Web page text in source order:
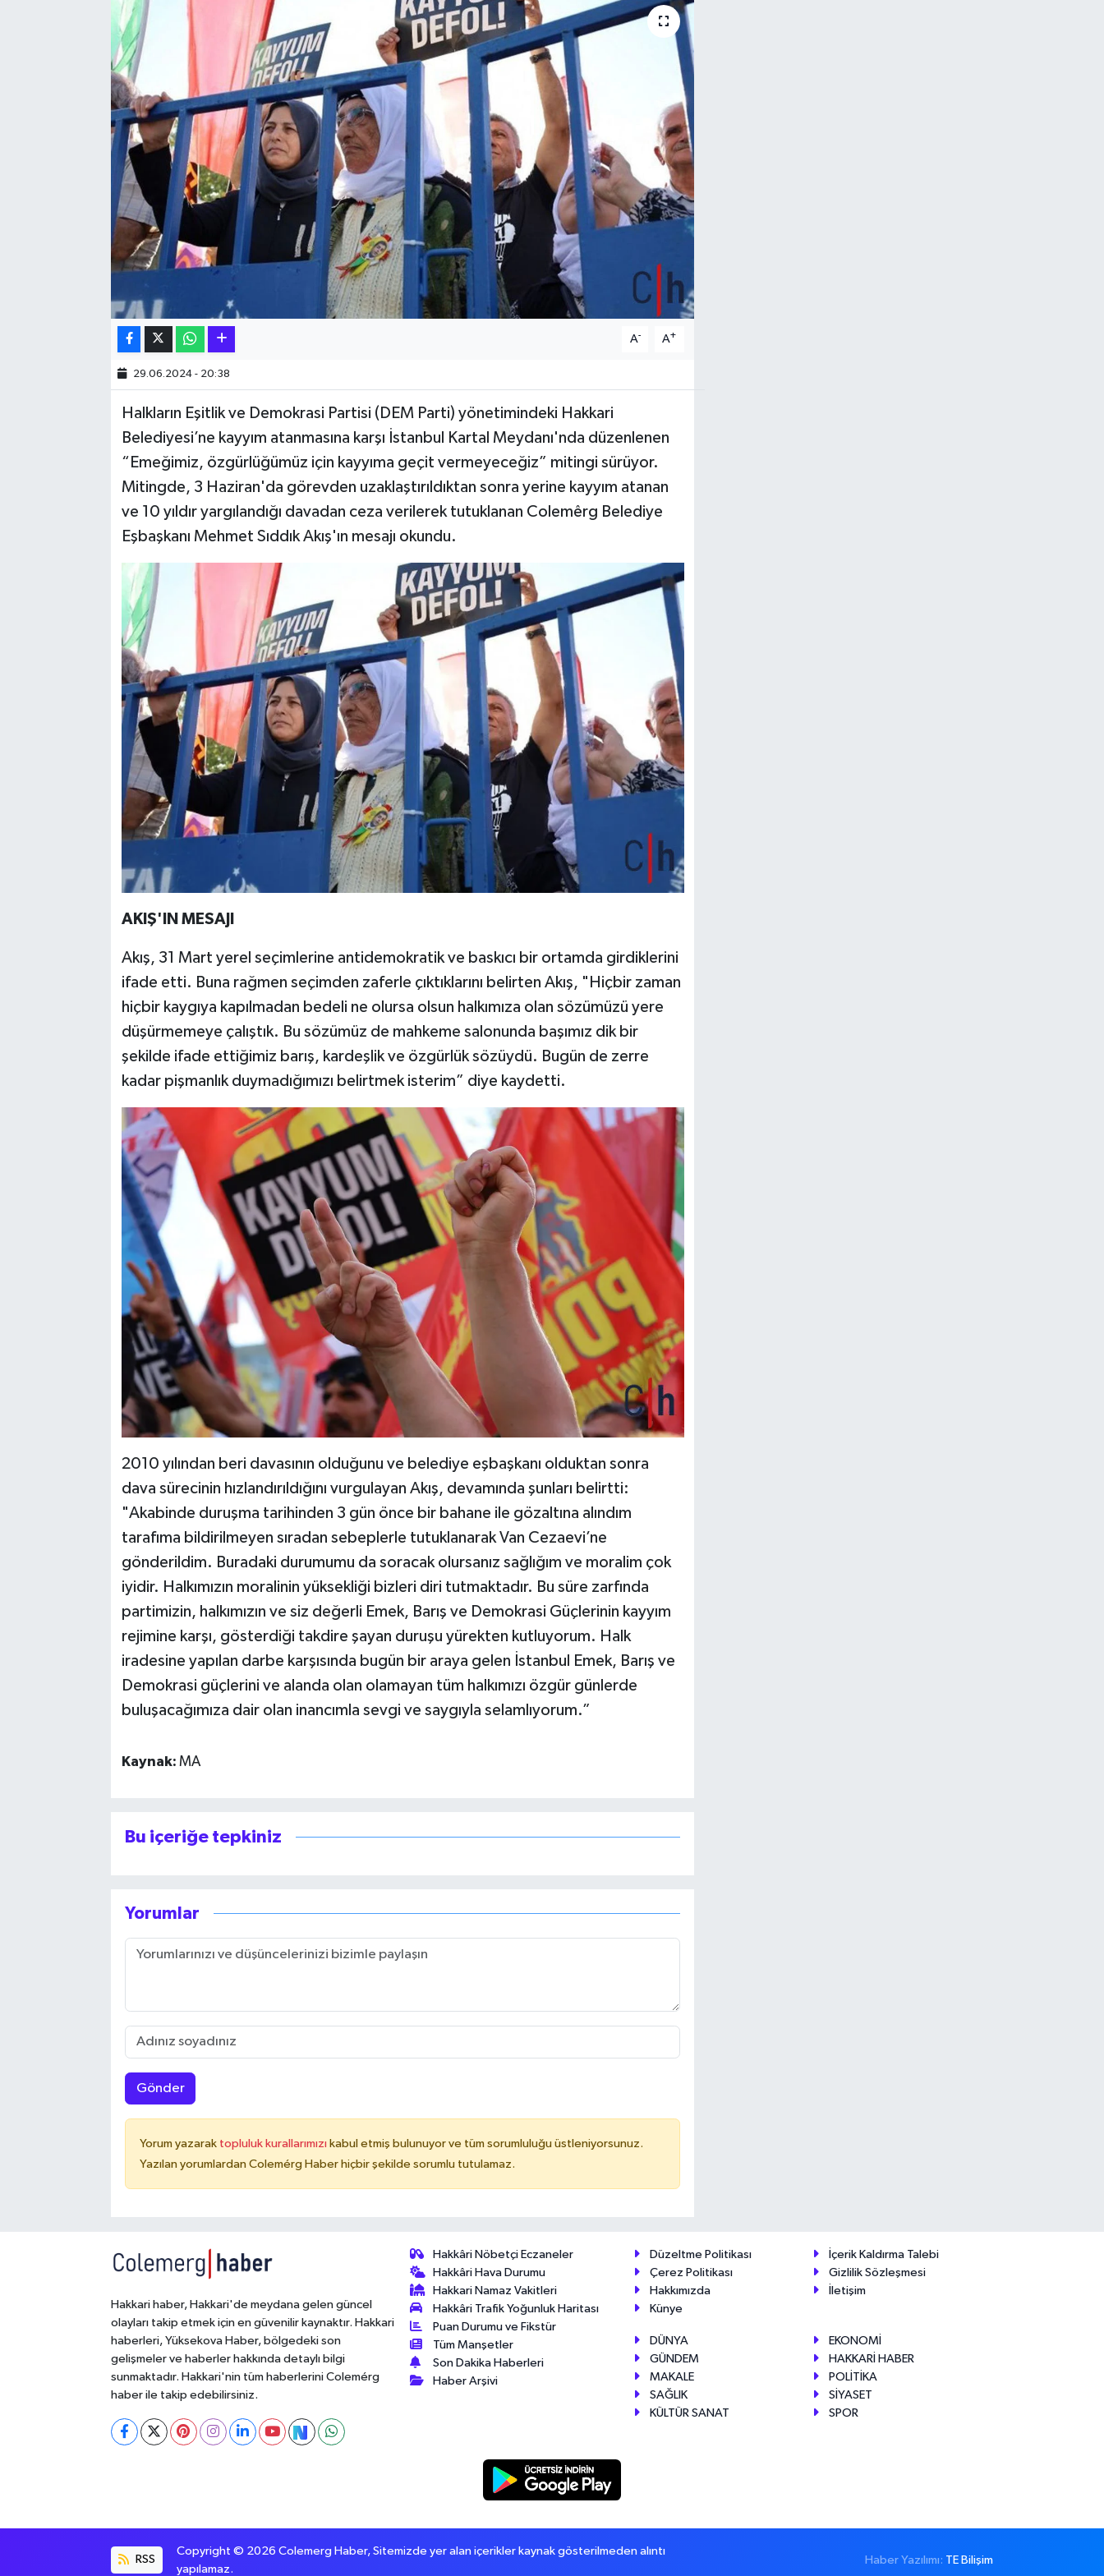
A- A+
29.06.2024 - 20:38
Halkların Eşitlik ve Demokrasi Partisi (DEM Parti) yönetimindeki Hakkari
Belediyesi’ne kayyım atanmasına karşı İstanbul Kartal Meydanı'nda düzenlenen
“Emeğimiz, özgürlüğümüz için kayyıma geçit vermeyeceğiz” mitingi sürüyor.
Mitingde, 3 Haziran'da görevden uzaklaştırıldıktan sonra yerine kayyım atanan
ve 10 yıldır yargılandığı davadan ceza verilerek tutuklanan Colemêrg Belediye
Eşbaşkanı Mehmet Sıddık Akış'ın mesajı okundu.
AKIŞ'IN MESAJI
Akış, 31 Mart yerel seçimlerine antidemokratik ve baskıcı bir ortamda girdiklerini
ifade etti. Buna rağmen seçimden zaferle çıktıklarını belirten Akış, "Hiçbir zaman
hiçbir kaygıya kapılmadan bedeli ne olursa olsun halkımıza olan sözümüzü yere
düşürmemeye çalıştık. Bu sözümüz de mahkeme salonunda başımız dik bir
şekilde ifade ettiğimiz barış, kardeşlik ve özgürlük sözüydü. Bugün de zerre
kadar pişmanlık duymadığımızı belirtmek isterim” diye kaydetti.
2010 yılından beri davasının olduğunu ve belediye eşbaşkanı olduktan sonra
dava sürecinin hızlandırıldığını vurgulayan Akış, devamında şunları belirtti:
"Akabinde duruşma tarihinden 3 gün önce bir bahane ile gözaltına alındım
tarafıma bildirilmeyen sıradan sebeplerle tutuklanarak Van Cezaevi’ne
gönderildim. Buradaki durumumu da soracak olursanız sağlığım ve moralim çok
iyidir. Halkımızın moralinin yüksekliği bizleri diri tutmaktadır. Bu süre zarfında
partimizin, halkımızın ve siz değerli Emek, Barış ve Demokrasi Güçlerinin kayyım
rejimine karşı, gösterdiği takdire şayan duruşu yürekten kutluyorum. Halk
iradesine yapılan darbe karşısında bugün bir araya gelen İstanbul Emek, Barış ve
Demokrasi güçlerini ve alanda olan olamayan tüm halkımızı özgür günlerde
buluşacağımıza dair olan inancımla sevgi ve saygıyla selamlıyorum.”
Kaynak: MA
Bu içeriğe tepkiniz
Yorumlar
Gönder
Yorum yazarak topluluk kurallarımızı kabul etmiş bulunuyor ve tüm sorumluluğu üstleniyorsunuz.
Yazılan yorumlardan Colemérg Haber hiçbir şekilde sorumlu tutulamaz.
Hakkari haber, Hakkari'de meydana gelen güncel
olayları takip etmek için en güvenilir kaynaktır. Hakkari
haberleri, Yüksekova Haber, bölgedeki son
gelişmeler ve haberler hakkında detaylı bilgi
sunmaktadır. Hakkari'nin tüm haberlerini Colemérg
haber ile takip edebilirsiniz.
Hakkâri Nöbetçi Eczaneler
Hakkâri Hava Durumu
Hakkari Namaz Vakitleri
Hakkâri Trafik Yoğunluk Haritası
Puan Durumu ve Fikstür
Tüm Manşetler
Son Dakika Haberleri
Haber Arşivi
Düzeltme Politikası
İçerik Kaldırma Talebi
Çerez Politikası
Gizlilik Sözleşmesi
Hakkımızda
İletişim
Künye
DÜNYA
EKONOMİ
GÜNDEM
HAKKARİ HABER
MAKALE
POLİTİKA
SAĞLIK
SİYASET
KÜLTÜR SANAT
SPOR
RSS
Copyright © 2026 Colemerg Haber, Sitemizde yer alan içerikler kaynak gösterilmeden alıntı
yapılamaz.
Haber Yazılımı: TE Bilişim
Hakkari Haber
İLGİNÇ HABERLER
KÜLTÜR SANAT